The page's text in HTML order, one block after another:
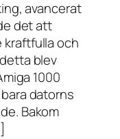
avancerat
det att
kraftfulla och
blev
1000
datorns
Bakom